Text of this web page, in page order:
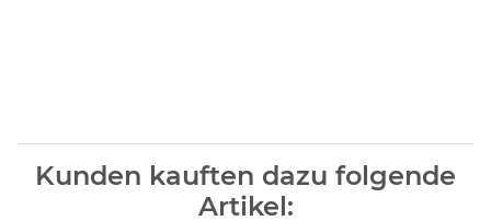
Kunden kauften dazu folgende
Artikel: